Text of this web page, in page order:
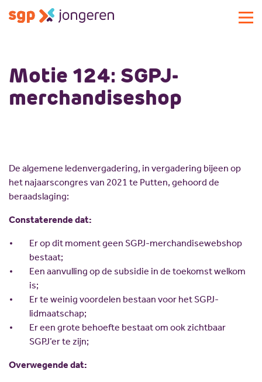
Activiteiten
Standpunten
Lid worden
Doneren
Vacatures
Scholing
Nieuw politiek talent
Gastlessen
Activiteitenkalender
Spreekbeurtpakket
JV Pakket
Over SGP-jongeren
Over SGP-jongeren
Geschiedenis
Commissies
Partners
ANBI
Landelijke SGP
Motie 124: SGPJ-
merchandiseshop
De algemene ledenvergadering, in vergadering bijeen op
het najaarscongres van 2021 te Putten, gehoord de
beraadslaging:
Constaterende dat:
Er op dit moment geen SGPJ-merchandisewebshop
bestaat;
Een aanvulling op de subsidie in de toekomst welkom
is;
Er te weinig voordelen bestaan voor het SGPJ-
lidmaatschap;
Er een grote behoefte bestaat om ook zichtbaar
SGPJ’er te zijn;
Overwegende dat: